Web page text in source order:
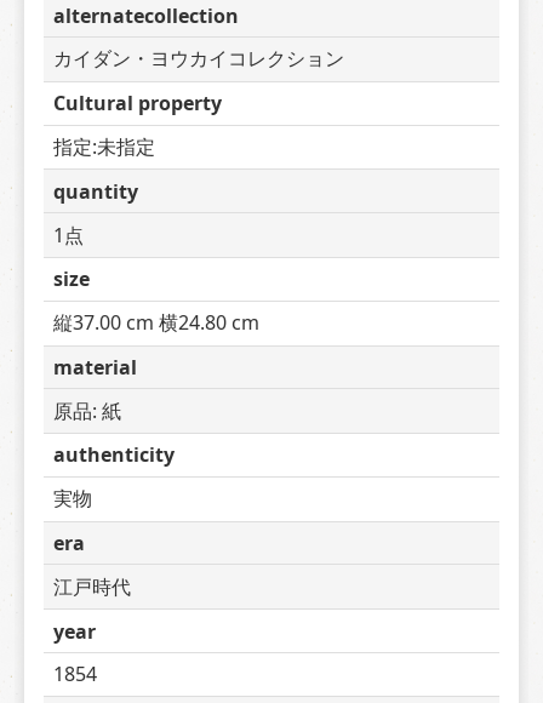
alternatecollection
カイダン・ヨウカイコレクション
Cultural property
指定:未指定
quantity
1点
size
縦37.00 cm 横24.80 cm
material
原品: 紙
authenticity
実物
era
江戸時代
year
1854